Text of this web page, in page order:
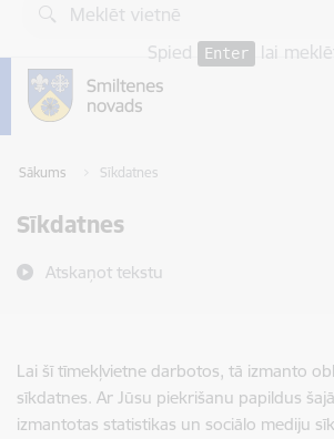
Pāriet uz lapas saturu
Spied
Enter lai
Sākums Sīkdatnes
Sīkdatnes
Atskaņot tekstu
Lai šī tīmekļvietne darbotos, tā izmanto
sīkdatnes. Ar Jūsu piekrišanu papildus
izmantotas statistikas un sociālo mediju